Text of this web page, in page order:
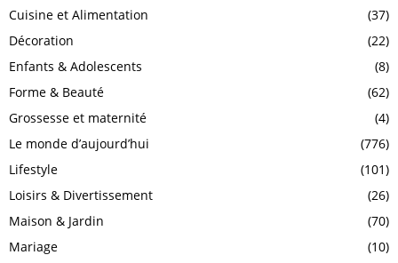
Cuisine et Alimentation
(37)
Décoration
(22)
Enfants & Adolescents
(8)
Forme & Beauté
(62)
Grossesse et maternité
(4)
Le monde d’aujourd’hui
(776)
Lifestyle
(101)
Loisirs & Divertissement
(26)
Maison & Jardin
(70)
Mariage
(10)